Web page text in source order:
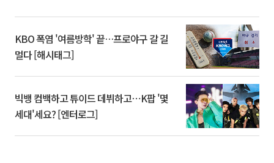
KBO 폭염 '여름방학' 끝…프로야구 갈 길
멀다 [해시태그]
빅뱅 컴백하고 튜이드 데뷔하고⋯K팝 '몇
세대'세요? [엔터로그]